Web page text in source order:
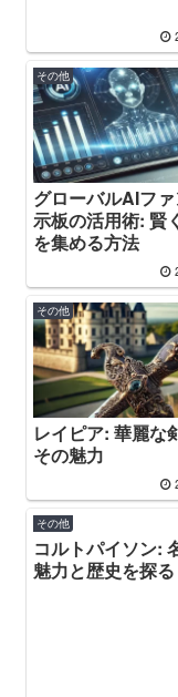
その他
グローバルAIフ
示板の活用術: 賢
を集める方法
その他
レイピア: 華麗な
その魅力
その他
コルトパイソン:
魅力と歴史を探る